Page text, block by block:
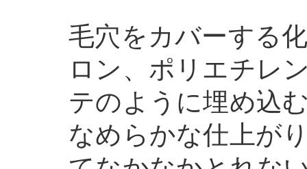
毛穴をカバーする
ロン、ポリエチレ
テのように埋め込
なめらかな仕上が